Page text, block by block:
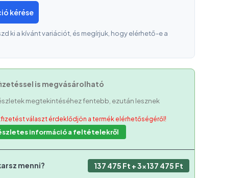
kérése
ki a kívánt variációt, és megírjuk, hogy elérhető-e a
is megvásárolható
megtekintéséhez fentebb, ezután lesznek
választ érdeklődjön a termék elérhetőségéről!
információ a feltételekről
menni? 137 475 Ft +3×137 475 Ft